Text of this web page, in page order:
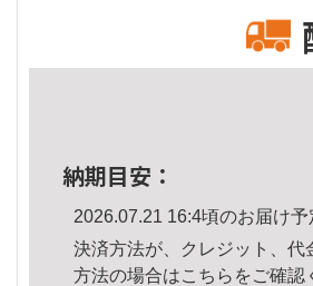
納期目安：
2026.07.21 16:4頃のお届け予
決済方法が、クレジット、
方法の場合はこちら をご確認